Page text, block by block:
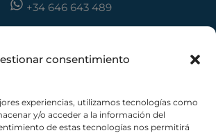
consentimiento
experiencias, utilizamos tecnologías como
y/o acceder a la información del
de estas tecnologías nos permitirá
+34 646 643 489
7, 38109 Radazul, Santa Cruz de